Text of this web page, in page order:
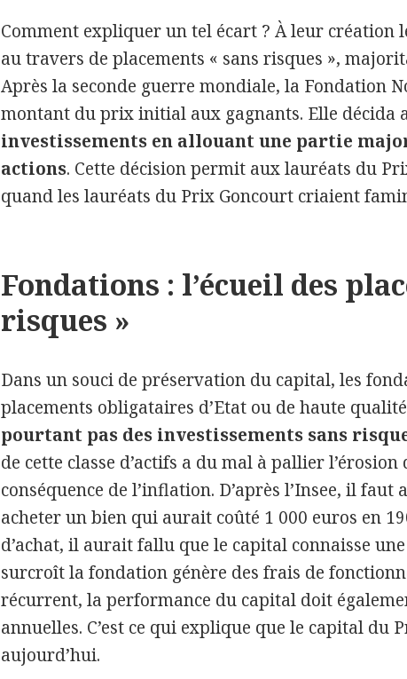
Comment expliquer un tel écart ? À leur création
au travers de placements « sans risques »,
Après la seconde guerre mondiale, la Fondation
montant du prix initial aux gagnants. Elle décida
investissements en allouant une partie
actions. Cette décision permit aux lauréats du
quand les lauréats du Prix Goncourt criaient
Fondations : l’écueil des
risques »
Dans un souci de préservation du capital, les
placements obligataires d’Etat ou de haute
pourtant pas des investissements sans
de cette classe d’actifs a du mal à pallier
conséquence de l’inflation. D’après l’Insee, il
acheter un bien qui aurait coûté 1 000 euros en
d’achat, il aurait fallu que le capital connaisse
surcroît la fondation génère des frais de
récurrent, la performance du capital doit
annuelles. C’est ce qui explique que le capital du
aujourd’hui.